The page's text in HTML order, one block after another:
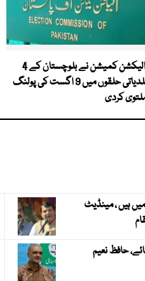
الیکشن کمیشن نے بلوچستان کے 4
بلدیاتی حلقوں میں 9 اگست کی پولنگ
کردی
ہیں ، مینڈیٹ
کی جائے، حافظ نعیم